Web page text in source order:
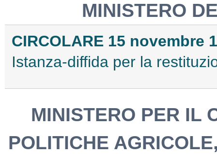
MINISTERO
CIRCOLARE 15 novembre
Istanza-diffida per la
MINISTERO PER IL
POLITICHE